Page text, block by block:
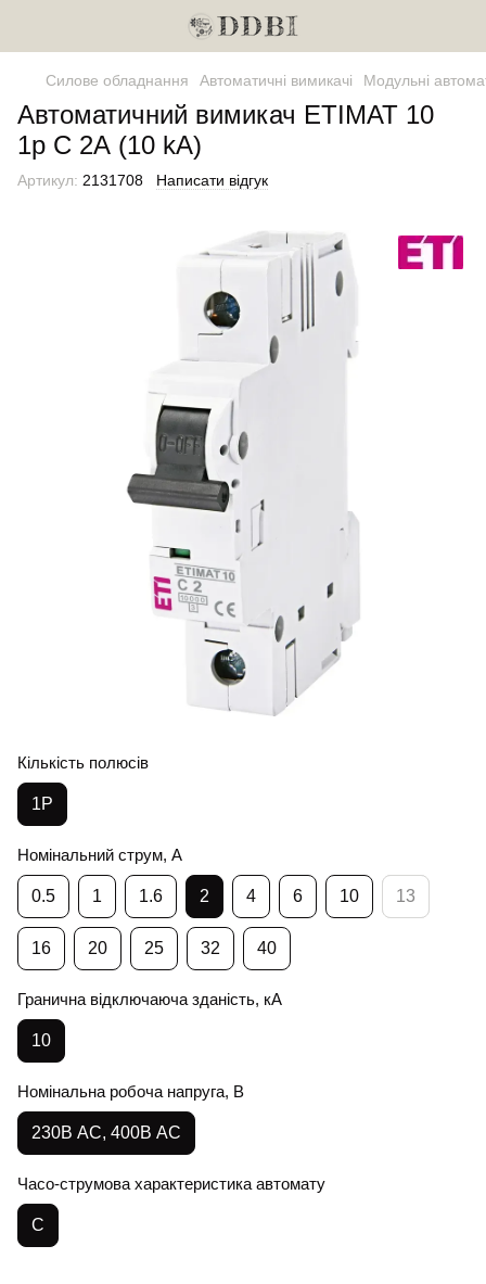
Силове обладнання Автоматичні вимикачі Модульні
Автоматичний вимикач ETIMAT 10
1p C 2А (10 kA)
Артикул: 2131708 Написати відгук
Кількість полюсів
1Р
Номінальний струм, А
0.5 1 1.6 2 4 6 10 13
16 20 25 32 40
Гранична відключаюча зданість, кА
10
Номінальна робоча напруга, В
230В AC, 400В АС
Часо-струмова характеристика автомату
C